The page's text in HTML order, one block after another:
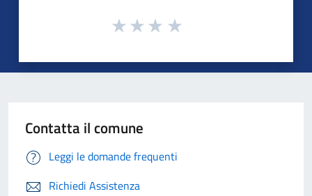
Contatta il comune
Leggi le domande frequenti
Richiedi Assistenza